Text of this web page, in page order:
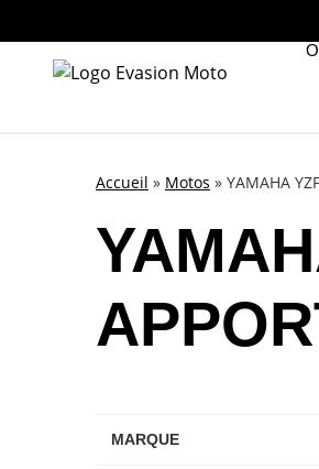
Accueil » Motos » YAMAHA
MARQUE